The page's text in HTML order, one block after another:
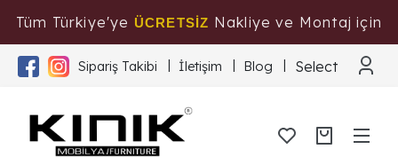
Tüm Türkiye'ye ÜCRETSİZ Nakliye ve Montaj için
Tıklayınız
Sipariş Takibi İletişim Blog Select